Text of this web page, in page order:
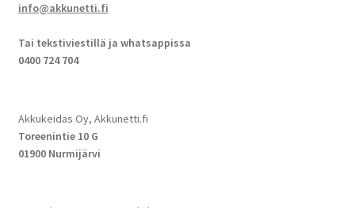
info@akkunetti.fi
Tai tekstiviestillä ja whatsappissa
0400 724 704
Akkukeidas Oy, Akkunetti.fi
Toreenintie 10 G
01900 Nurmijärvi